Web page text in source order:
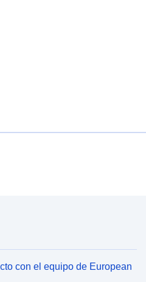
con el equipo de European